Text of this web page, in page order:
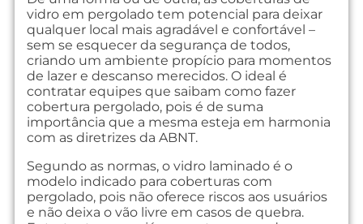
vidro em pergolado tem potencial para deixar
qualquer local mais agradável e confortável –
sem se esquecer da segurança de todos,
criando um ambiente propício para momentos
de lazer e descanso merecidos. O ideal é
contratar equipes que saibam como fazer
cobertura pergolado, pois é de suma
importância que a mesma esteja em harmonia
com as diretrizes da ABNT.
Segundo as normas, o vidro laminado é o
modelo indicado para coberturas com
pergolado, pois não oferece riscos aos usuários
e não deixa o vão livre em casos de quebra.